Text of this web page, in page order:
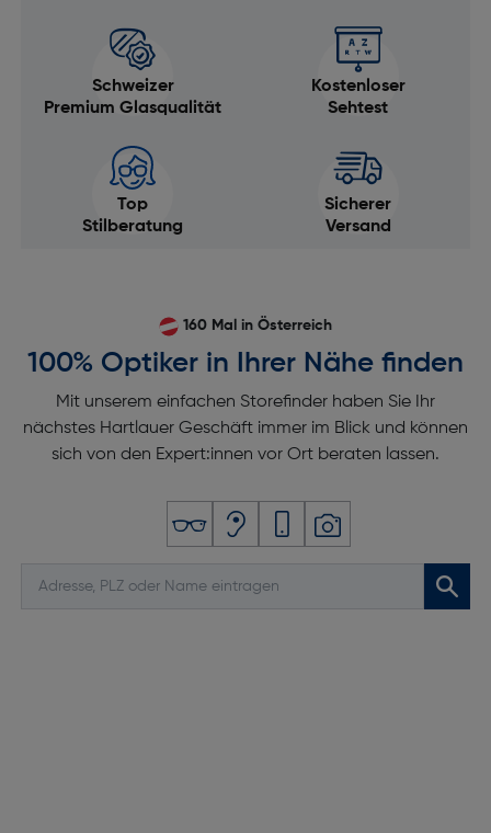
Schweizer
Premium Glasqualität
Kostenloser
Sehtest
Top
Stilberatung
Sicherer
Versand
160 Mal in Österreich
100% Optiker in Ihrer Nähe finden
Mit unserem einfachen Storefinder haben Sie Ihr
nächstes Hartlauer Geschäft immer im Blick und können
sich von den Expert:innen vor Ort beraten lassen.